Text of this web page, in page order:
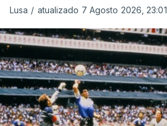
Lusa / atualizado 7 Agosto 2026, 23:01